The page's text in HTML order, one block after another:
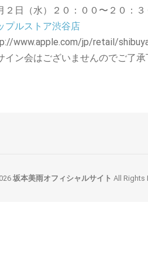
２日（水）２０：００〜２０：
プルストア渋谷店
www.apple.com/jp/retail/
イン会はございませんのでご了承
坂本美雨オフィシャルサイト All Rights